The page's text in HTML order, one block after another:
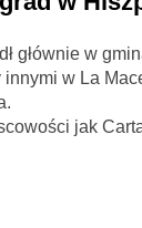
głównie w
w La
jak